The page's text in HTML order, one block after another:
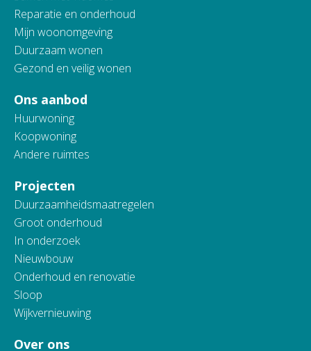
Reparatie en onderhoud
Mijn woonomgeving
Duurzaam wonen
Gezond en veilig wonen
Ons aanbod
Huurwoning
Koopwoning
Andere ruimtes
Projecten
Duurzaamheidsmaatregelen
Groot onderhoud
In onderzoek
Nieuwbouw
Onderhoud en renovatie
Sloop
Wijkvernieuwing
Over ons